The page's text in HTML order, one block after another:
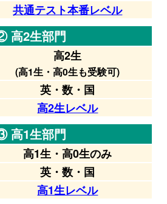
共通テスト本番レベル
高2生部門
高2生
(高1生・高0生も受験可)
英・数・国
高2生レベル
高1生部門
高1生・高0生のみ
英・数・国
高1生レベル